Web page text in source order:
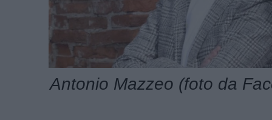
Antonio Mazzeo (foto da